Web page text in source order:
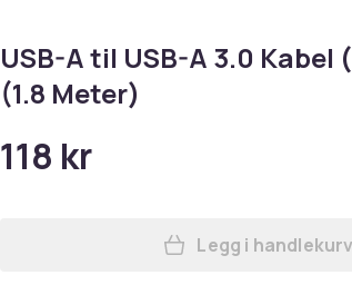
USB-A til USB-A 3.0
(1.8 Meter)
118 kr
Legg
Legg i handlekurv